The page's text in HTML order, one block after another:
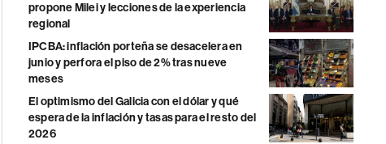
propone Milei y lecciones de la experiencia
regional
IPCBA: inflación porteña se desacelera en
junio y perfora el piso de 2% tras nueve
meses
El optimismo del Galicia con el dólar y qué
espera de la inflación y tasas para el resto del
2026